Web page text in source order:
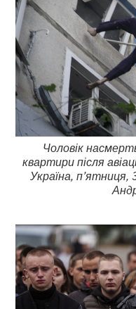
Чоловік
квартири після
Україна,